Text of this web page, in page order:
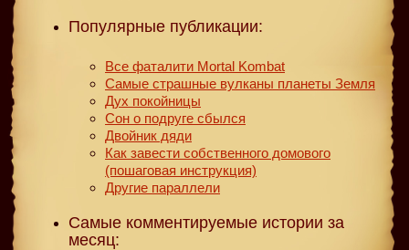
Популярные публикации:
Все фаталити Mortal Kombat
Самые страшные вулканы планеты Земля
Дух покойницы
Сон о подруге сбылся
Двойник дяди
Как завести собственного домового
(пошаговая инструкция)
Другие параллели
Самые комментируемые истории за
месяц: